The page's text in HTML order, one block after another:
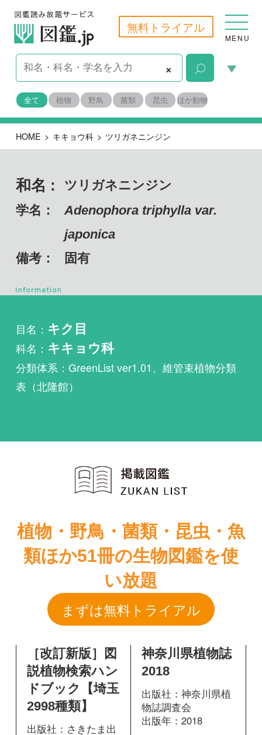
無料トライアル
MENU
×
全て 植物 野鳥 菌類 昆虫 ほか動物
学名： Adenophora triphylla var.
備考： 固有
科名：キキョウ科
表（北隆館）
植物・野鳥・菌類・昆虫・魚
類ほか51冊の生物図鑑を使
い放題
［改訂新版］図
説植物検索ハン
2998種類】
出版社：さきたま出
神奈川県植物誌
2018
出版社：神奈川県植
物誌調査会
出版年：2018
掲載ページ： 1498